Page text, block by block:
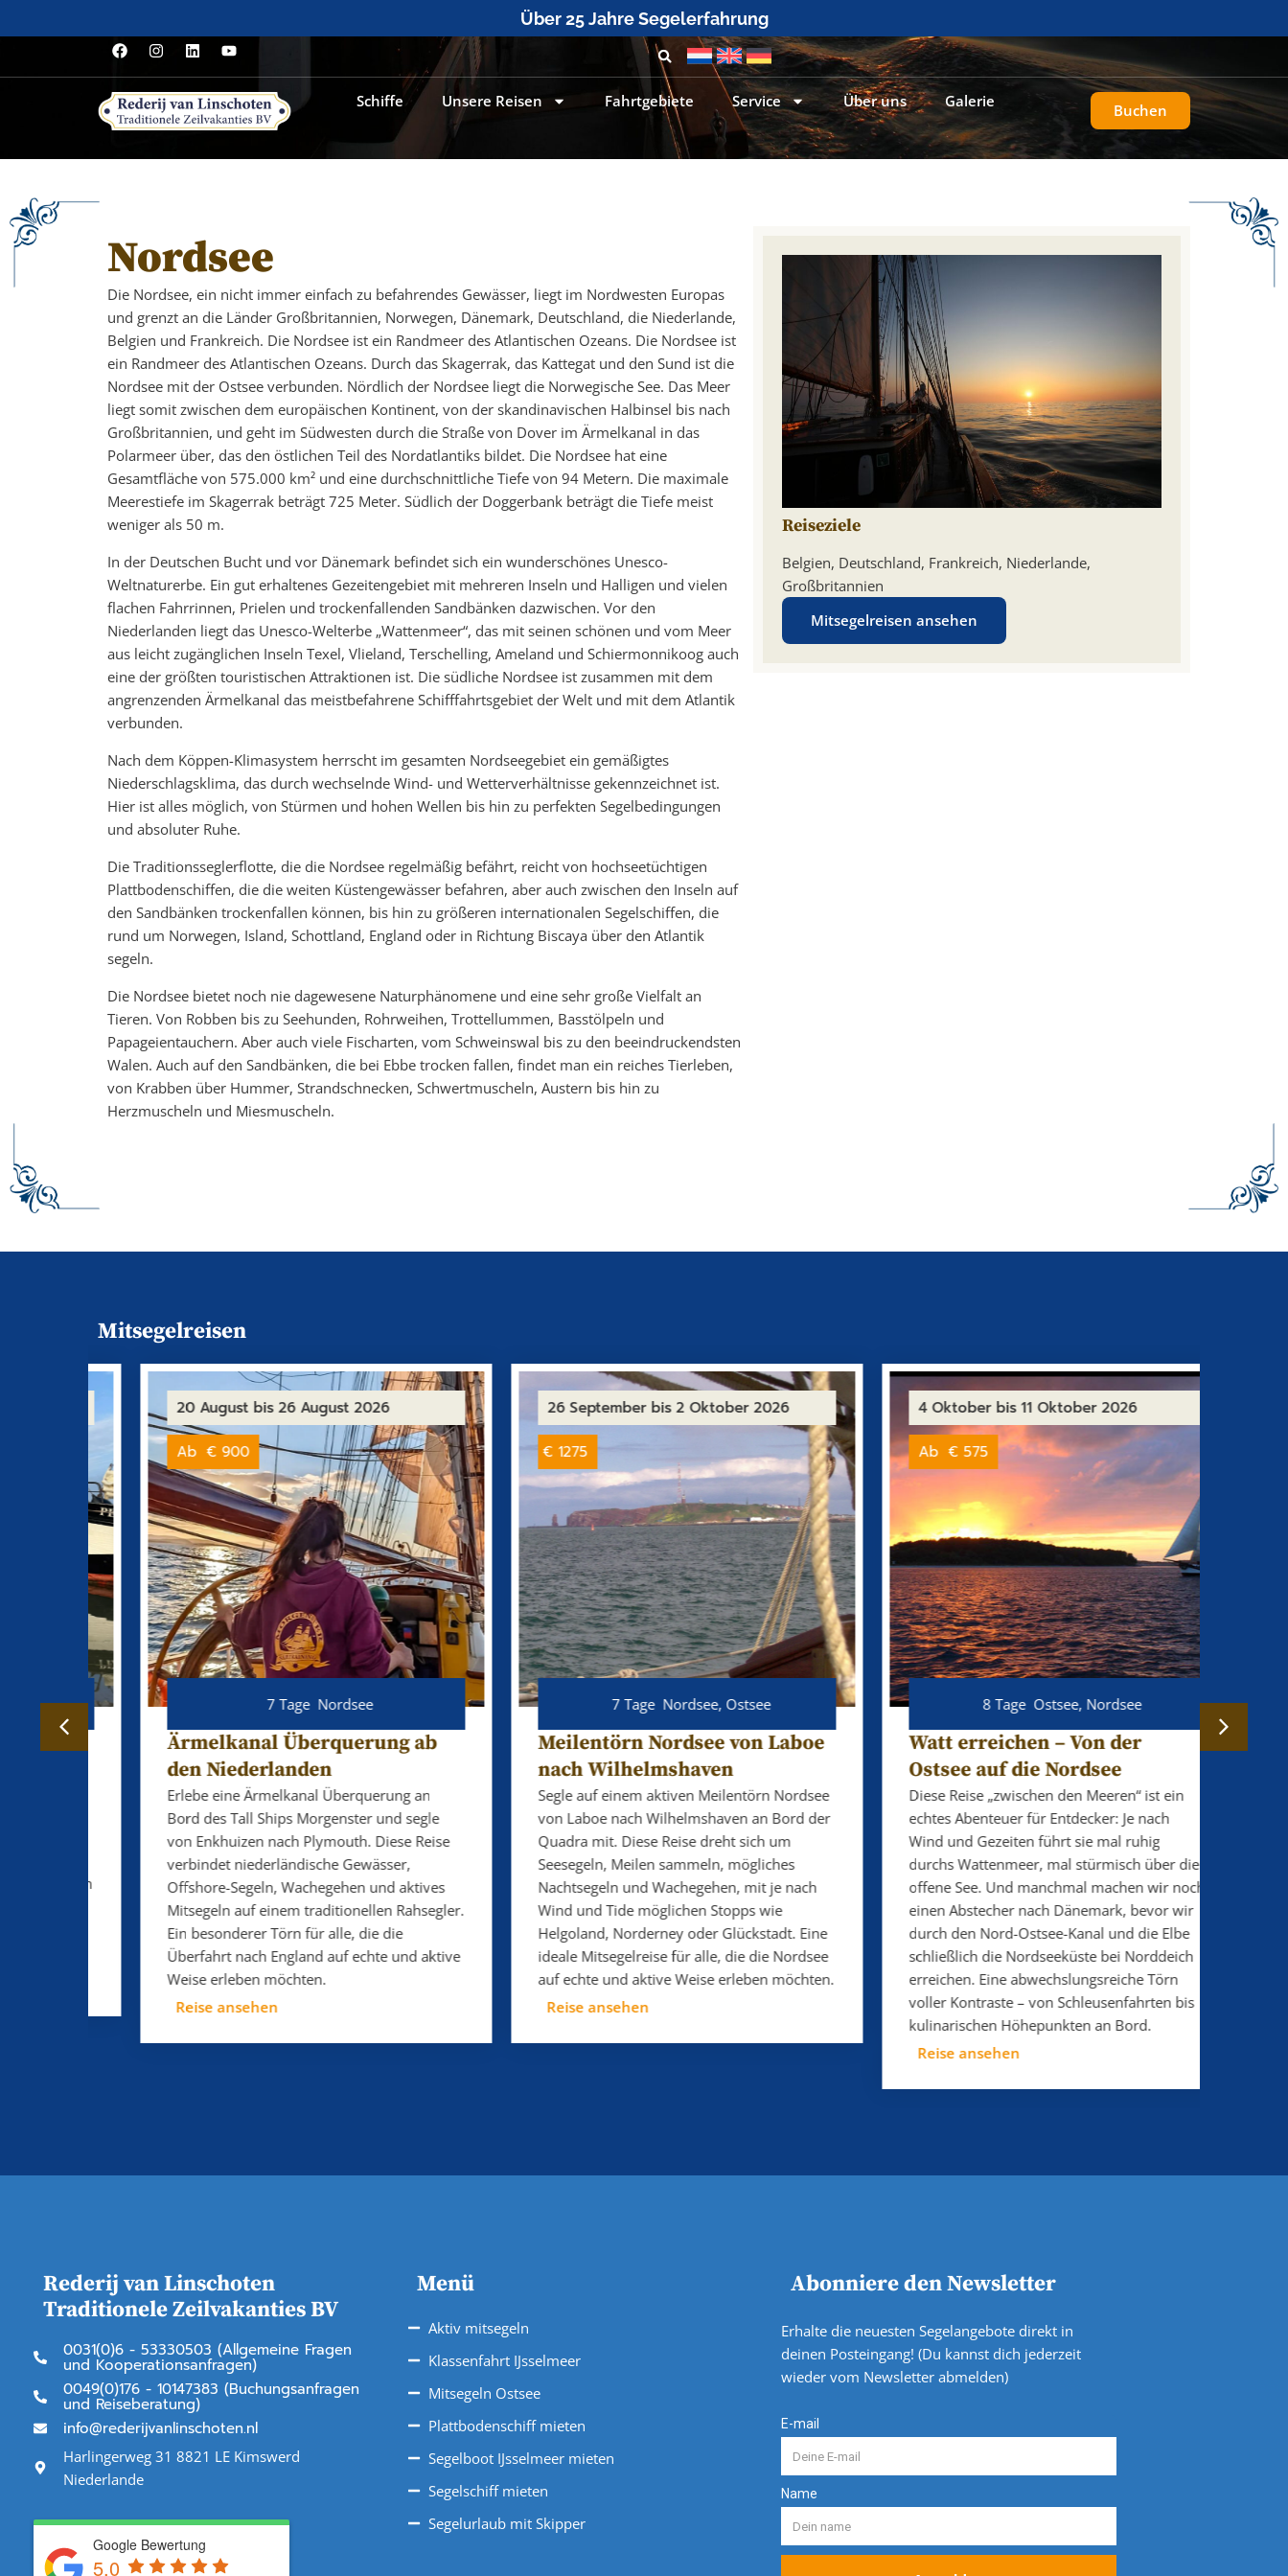
Über 25 Jahre Segelerfahrung
Schiffe Unsere Reisen Fahrtgebiete Service Über uns Galerie Buchen
Nordsee
Die Nordsee, ein nicht immer einfach zu befahrendes Gewässer, liegt im Nordwesten Europas
und grenzt an die Länder Großbritannien, Norwegen, Dänemark, Deutschland, die Niederlande,
Belgien und Frankreich. Die Nordsee ist ein Randmeer des Atlantischen Ozeans. Die Nordsee ist
ein Randmeer des Atlantischen Ozeans. Durch das Skagerrak, das Kattegat und den Sund ist die
Nordsee mit der Ostsee verbunden. Nördlich der Nordsee liegt die Norwegische See. Das Meer
liegt somit zwischen dem europäischen Kontinent, von der skandinavischen Halbinsel bis nach
Großbritannien, und geht im Südwesten durch die Straße von Dover im Ärmelkanal in das
Polarmeer über, das den östlichen Teil des Nordatlantiks bildet. Die Nordsee hat eine
Gesamtfläche von 575.000 km² und eine durchschnittliche Tiefe von 94 Metern. Die maximale
Meerestiefe im Skagerrak beträgt 725 Meter. Südlich der Doggerbank beträgt die Tiefe meist
weniger als 50 m.
In der Deutschen Bucht und vor Dänemark befindet sich ein wunderschönes Unesco-
Weltnaturerbe. Ein gut erhaltenes Gezeitengebiet mit mehreren Inseln und Halligen und vielen
flachen Fahrrinnen, Prielen und trockenfallenden Sandbänken dazwischen. Vor den
Niederlanden liegt das Unesco-Welterbe „Wattenmeer“, das mit seinen schönen und vom Meer
aus leicht zugänglichen Inseln Texel, Vlieland, Terschelling, Ameland und Schiermonnikoog auch
eine der größten touristischen Attraktionen ist. Die südliche Nordsee ist zusammen mit dem
angrenzenden Ärmelkanal das meistbefahrene Schifffahrtsgebiet der Welt und mit dem Atlantik
verbunden.
Nach dem Köppen-Klimasystem herrscht im gesamten Nordseegebiet ein gemäßigtes
Niederschlagsklima, das durch wechselnde Wind- und Wetterverhältnisse gekennzeichnet ist.
Hier ist alles möglich, von Stürmen und hohen Wellen bis hin zu perfekten Segelbedingungen
und absoluter Ruhe.
Die Traditionsseglerflotte, die die Nordsee regelmäßig befährt, reicht von hochseetüchtigen
Plattbodenschiffen, die die weiten Küstengewässer befahren, aber auch zwischen den Inseln auf
den Sandbänken trockenfallen können, bis hin zu größeren internationalen Segelschiffen, die
rund um Norwegen, Island, Schottland, England oder in Richtung Biscaya über den Atlantik
segeln.
Die Nordsee bietet noch nie dagewesene Naturphänomene und eine sehr große Vielfalt an
Tieren. Von Robben bis zu Seehunden, Rohrweihen, Trottellummen, Basstölpeln und
Papageientauchern. Aber auch viele Fischarten, vom Schweinswal bis zu den beeindruckendsten
Walen. Auch auf den Sandbänken, die bei Ebbe trocken fallen, findet man ein reiches Tierleben,
von Krabben über Hummer, Strandschnecken, Schwertmuscheln, Austern bis hin zu
Herzmuscheln und Miesmuscheln.
Reiseziele
Belgien, Deutschland, Frankreich, Niederlande,
Großbritannien
Mitsegelreisen ansehen
Mitsegelreisen
20 Augustbis 26 August 2026
€ 900
7 TageNordsee
Ärmelkanal Überquerung ab
den Niederlanden
Erlebe eine Ärmelkanal Überquerung an
Bord des Tall Ships Morgenster und segle
von Enkhuizen nach Plymouth. Diese Reise
verbindet niederländische Gewässer,
Offshore-Segeln, Wachegehen und aktives
Mitsegeln auf einem traditionellen Rahsegler.
Ein besonderer Törn für alle, die die
Überfahrt nach England auf echte und aktive
Weise erleben möchten.
Reise ansehen
26 Septemberbis 2 Oktober 2026
€ 1275
7 TageNordsee, Ostsee
Meilentörn Nordsee von Laboe
nach Wilhelmshaven
Segle auf einem aktiven Meilentörn Nordsee
von Laboe nach Wilhelmshaven an Bord der
Quadra mit. Diese Reise dreht sich um
Seesegeln, Meilen sammeln, mögliches
Nachtsegeln und Wachegehen, mit je nach
Wind und Tide möglichen Stopps wie
Helgoland, Norderney oder Glückstadt. Eine
ideale Mitsegelreise für alle, die die Nordsee
auf echte und aktive Weise erleben möchten.
Reise ansehen
4 Oktoberbis 11 Oktober 2026
Ab € 575
8 TageOstsee, Nordsee
Watt erreichen – Von der
Ostsee auf die Nordsee
Diese Reise „zwischen den Meeren“ ist ein
echtes Abenteuer für Entdecker: Je nach
Wind und Gezeiten führt sie mal ruhig
durchs Wattenmeer, mal stürmisch über die
offene See. Und manchmal machen wir noch
einen Abstecher nach Dänemark, bevor wir
durch den Nord-Ostsee-Kanal und die Elbe
schließlich die Nordseeküste bei Norddeich
erreichen. Eine abwechslungsreiche Törn
voller Kontraste – von Schleusenfahrten bis
kulinarischen Höhepunkten an Bord.
Reise ansehen
Rederij van Linschoten
Traditionele Zeilvakanties BV
0031(0)6 - 53330503 (Allgemeine Fragen
und Kooperationsanfragen)
0049(0)176 - 10147383 (Buchungsanfragen
und Reiseberatung)
info@rederijvanlinschoten.nl
Harlingerweg 31 8821 LE Kimswerd
Niederlande
Google Bewertung
5.0
Menü
Aktiv mitsegeln
Klassenfahrt IJsselmeer
Mitsegeln Ostsee
Plattbodenschiff mieten
Segelboot IJsselmeer mieten
Segelschiff mieten
Segelurlaub mit Skipper
Abonniere den Newsletter
Erhalte die neuesten Segelangebote direkt in
deinen Posteingang! (Du kannst dich jederzeit
wieder vom Newsletter abmelden)